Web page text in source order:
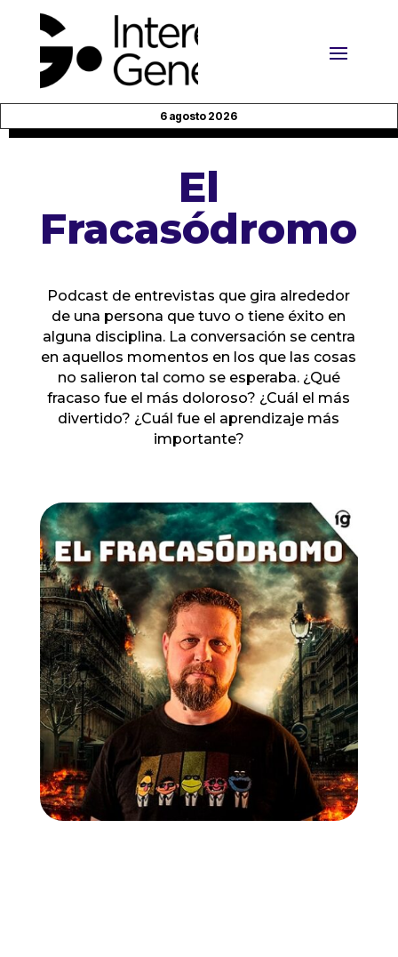
6 agosto 2026
El
Fracasódromo
Podcast de entrevistas que gira alrededor
de una persona que tuvo o tiene éxito en
alguna disciplina. La conversación se centra
en aquellos momentos en los que las cosas
no salieron tal como se esperaba. ¿Qué
fracaso fue el más doloroso? ¿Cuál el más
divertido? ¿Cuál fue el aprendizaje más
importante?